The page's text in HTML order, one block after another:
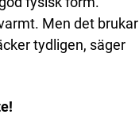
Men det brukar
tydligen, säger